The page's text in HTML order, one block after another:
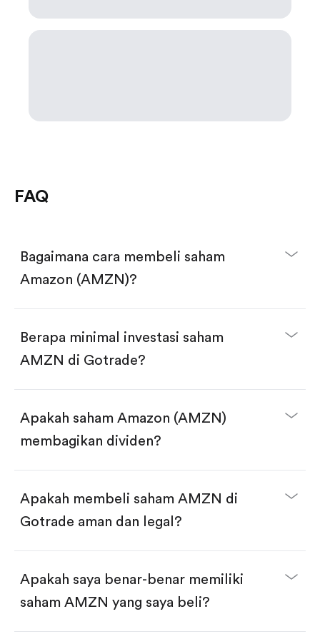
FAQ
Bagaimana cara membeli saham
Amazon (AMZN)?
Buka akun dan selesaikan KYC.
Lakukan deposit.
Cari kode "AMZN", lalu klik "Trade".
Klik tombol "Buy".
dua pilihan:
Beli saham secara fractional dalam jumlah
dollar, bisa mulai dari $1.
Swipe up untuk konfirmasi order, pembelian
Berapa minimal investasi saham
AMZN di Gotrade?
Apakah saham Amazon (AMZN)
membagikan dividen?
Apakah membeli saham AMZN di
Gotrade aman dan legal?
Apakah saya benar-benar memiliki
saham AMZN yang saya beli?